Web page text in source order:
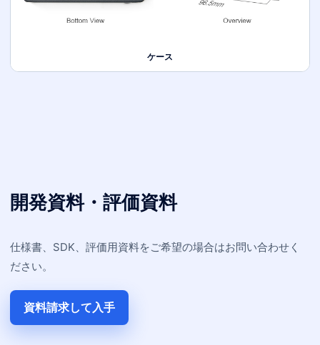
ケース
開発資料・評価資料
仕様書、SDK、評価用資料をご希望の場合はお問い合わせく
ださい。
資料請求して入手